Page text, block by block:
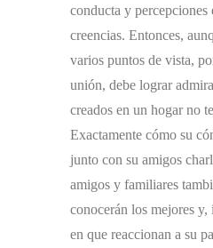
conducta y
creencias. Entonces,
varios puntos de vista,
unión, debe lograr
creados en un hogar no
Exactamente cómo su
junto con su amigos
amigos y familiares
conocerán los mejores
en que reaccionan a su